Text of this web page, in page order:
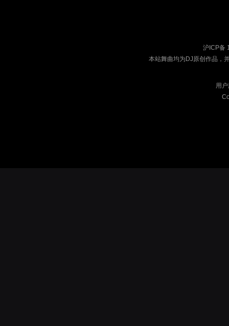
沪ICP备
本站舞曲均为DJ原创作品，
用